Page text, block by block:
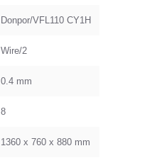
Donpor/VFL110 CY1H
Wire/2
0.4 mm
8
1360 x 760 x 880 mm